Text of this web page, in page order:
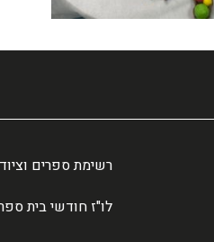
רשימת ספרים
לו"ז חודשי בית